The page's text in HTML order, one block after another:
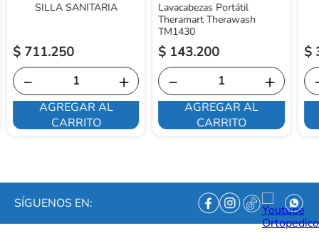
SILLA SANITARIA
$ 711.250
＋
－
AGREGAR AL
CARRITO
Lavacabezas Portátil
Theramart Therawash
TM1430
$ 143.200
＋
－
AGREGAR AL
CARRITO
$
SÍGUENOS EN: